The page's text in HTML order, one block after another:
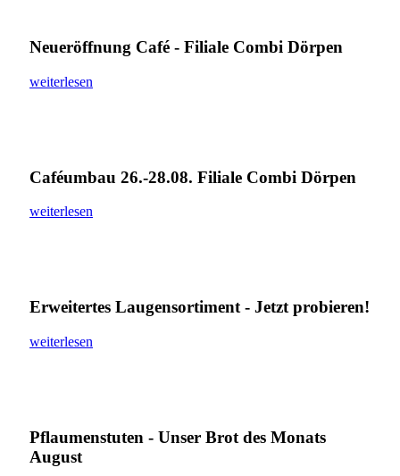
Neueröffnung Café - Filiale Combi Dörpen
weiterlesen
Caféumbau 26.-28.08. Filiale Combi Dörpen
weiterlesen
Erweitertes Laugensortiment - Jetzt probieren!
weiterlesen
Pflaumenstuten - Unser Brot des Monats
August